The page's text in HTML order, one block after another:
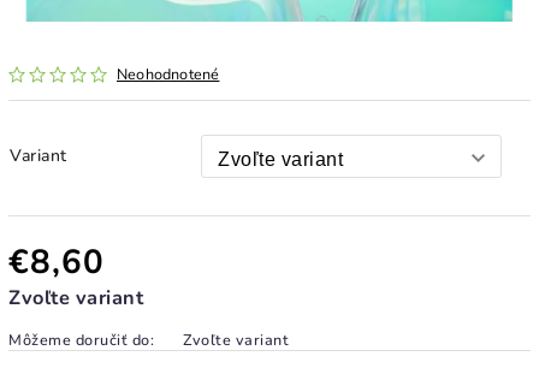
Neohodnotené
Variant
€8,60
Zvoľte variant
Môžeme doručiť do: Zvoľte variant